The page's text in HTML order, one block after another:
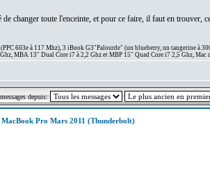
changer toute l'enceinte, et pour ce faire, il faut en trouver,
603e à 117 Mhz), 3 iBook G3"Palourde" (un blueberry, un tangerine
MBA 13" Dual Core i7 à 2,2 Ghz et MBP 15" Quad Core i7 2,5 Ghz, Mac
depuis:
MacBook Pro Mars 2011 (Thunderbolt)